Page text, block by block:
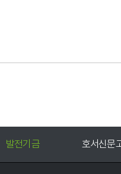
호서신문고 인터넷증명